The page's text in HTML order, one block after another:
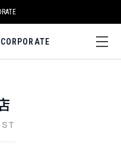
CORPORATE